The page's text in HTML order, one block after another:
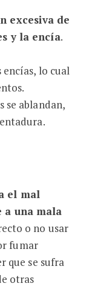
excesiva de
y la encía.
lo cual
se ablandan,
el mal
a una mala
o no usar
fumar
que se sufra
otras